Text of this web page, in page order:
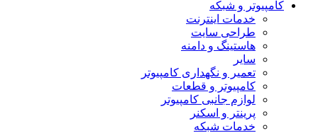
کامپیوتر و شبکه
خدمات اینترنت
طراحی سایت
هاستینگ و دامنه
سایر
تعمیر و نگهداری کامپیوتر
کامپیوتر و قطعات
لوازم جانبی کامپیوتر
پرینتر و اسکنر
خدمات شبکه